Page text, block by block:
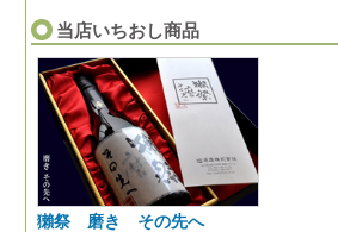
当店いちおし商品
獺祭 磨き その先へ